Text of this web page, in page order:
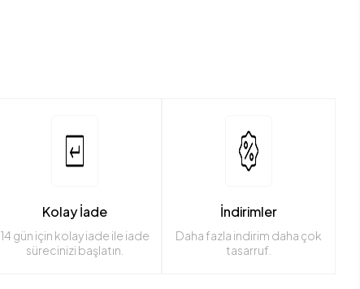
Kolay İade
14 gün için kolay iade ile iade
sürecinizi başlatın.
İndirimler
Daha fazla indirim daha çok
tasarruf.